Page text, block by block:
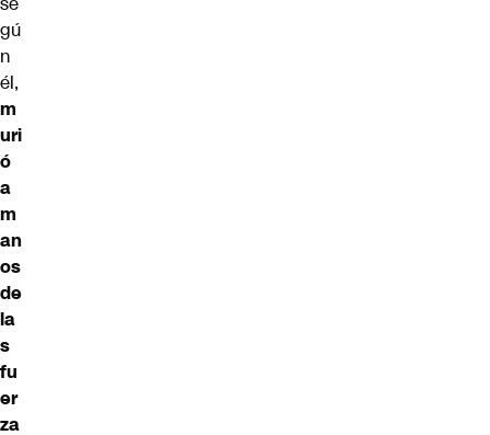
gú
n
él,
m
uri
ó
a
m
an
os
de
la
s
fu
er
za